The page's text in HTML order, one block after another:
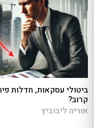
ביטולי עסקאות, חדלות
קרוב?
אוריה ליבוביץ